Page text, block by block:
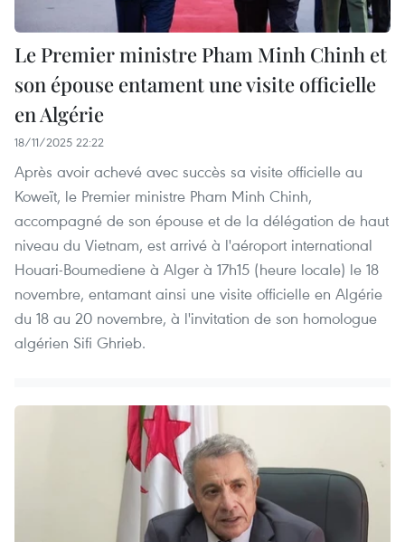
Le Premier ministre Pham Minh Chinh et
son épouse entament une visite officielle
en Algérie
18/11/2025 22:22
Après avoir achevé avec succès sa visite officielle au
Koweït, le Premier ministre Pham Minh Chinh,
accompagné de son épouse et de la délégation de haut
niveau du Vietnam, est arrivé à l'aéroport international
Houari-Boumediene à Alger à 17h15 (heure locale) le 18
novembre, entamant ainsi une visite officielle en Algérie
du 18 au 20 novembre, à l'invitation de son homologue
algérien Sifi Ghrieb.